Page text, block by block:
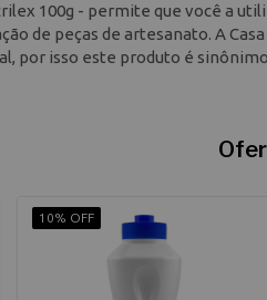
100g - permite que você a
de peças de artesanato. A
por isso este produto é
10% OFF